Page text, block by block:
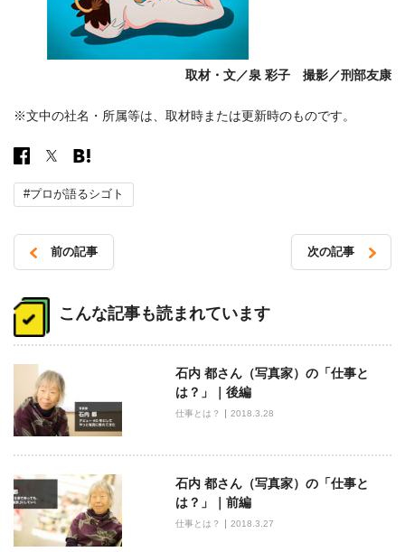
取材・文／泉 彩子 撮影／刑部友康
※文中の社名・所属等は、取材時または更新時のものです。
#プロが語るシゴト
稿
ナ
ゲ
ー
シ
ョ
ン
前の記事 次の記事
こんな記事も読まれています
石内 都さん（写真家）の「仕事と
は？」｜後編
仕事とは？ 2018.3.28
石内 都さん（写真家）の「仕事と
は？」｜前編
仕事とは？ 2018.3.27